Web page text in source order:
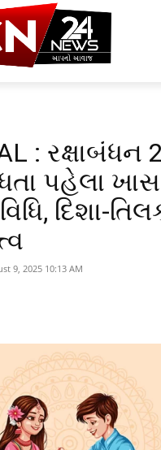
: રક્ષાબંધન
પહેલા
દિશા-
9, 2025 10:13 AM